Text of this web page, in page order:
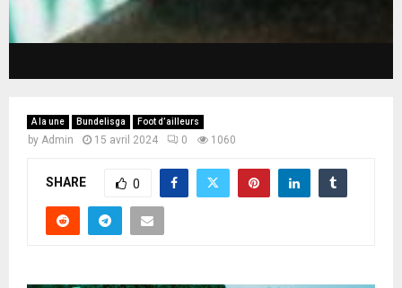
A la une Bundelisga Foot d’ailleurs
by Admin 15 avril 2024 0 1060
SHARE 0